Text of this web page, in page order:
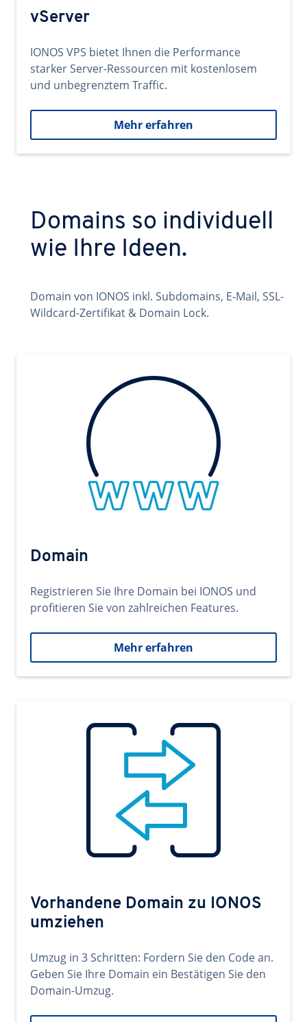
vServer
IONOS VPS bietet Ihnen die Performance
starker Server-Ressourcen mit kostenlosem
und unbegrenztem Traffic.
Mehr erfahren
Domains so individuell
wie Ihre Ideen.
Domain von IONOS inkl. Subdomains, E-Mail, SSL-
Wildcard-Zertifikat & Domain Lock.
Domain
Registrieren Sie Ihre Domain bei IONOS und
profitieren Sie von zahlreichen Features.
Mehr erfahren
Vorhandene Domain zu IONOS
umziehen
Umzug in 3 Schritten: Fordern Sie den Code an.
Geben Sie Ihre Domain ein Bestätigen Sie den
Domain-Umzug.